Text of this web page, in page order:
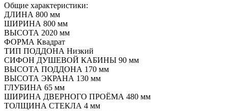
Общие характеристики:
ДЛИНА 800 мм
ШИРИНА 800 мм
ВЫСОТА 2020 мм
ФОРМА Квадрат
ТИП ПОДДОНА Низкий
СИФОН ДУШЕВОЙ КАБИНЫ 90 мм
ВЫСОТА ПОДДОНА 170 мм
ВЫСОТА ЭКРАНА 130 мм
ГЛУБИНА 65 мм
ШИРИНА ДВЕРНОГО ПРОЁМА 480 мм
ТОЛЩИНА СТЕКЛА 4 мм